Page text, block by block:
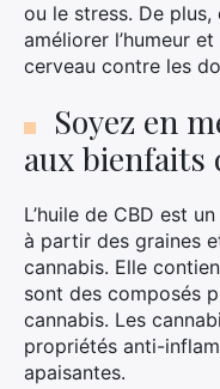
ou le stress. De
améliorer l’humeur
cerveau contre les
Soyez en
aux bienfaits
L’huile de CBD est
à partir des graines
cannabis. Elle
sont des composés
cannabis. Les
propriétés anti-
apaisantes.